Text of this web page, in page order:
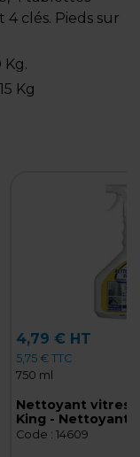
clés. Pieds sur
Kg
4,79 € HT
5,75 € TTC
750 ml
Nettoyant vitres
King - Nettoyant
Spray 750 ml
Code : 14609